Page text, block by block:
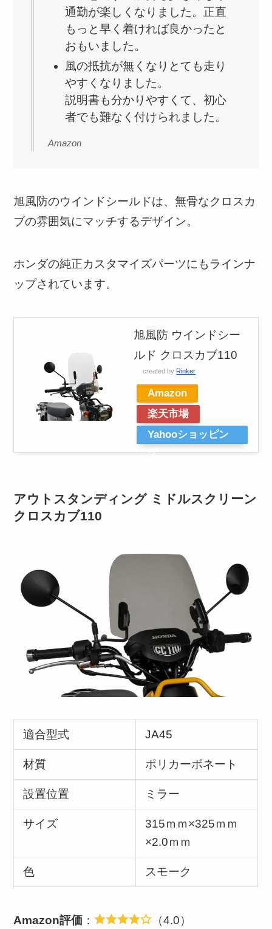
通勤が楽しくなりました。正直
もっと早く着ければ良かったと
おもいました。
風の抵抗が無くなりとても走り
やすくなりました。
説明書も分かりやすくて、初心
者でも難なく付けられました。
Amazon
旭風防のウインドシールドは、無骨なクロスカ
ブの雰囲気にマッチするデザイン。
ホンダの純正カスタマイズパーツにもラインナ
ップされています。
旭風防 ウインドシー
ルド クロスカブ110
created by Rinker
Amazon
楽天市場
Yahooショッピン
グ
アウトスタンディング ミドルスクリーン
クロスカブ110
適合型式 JA45
材質 ポリカーボネート
設置位置 ミラー
サイズ
315ｍｍ×325ｍｍ
×2.0ｍｍ
色 スモーク
Amazon評価 ： （4.0）